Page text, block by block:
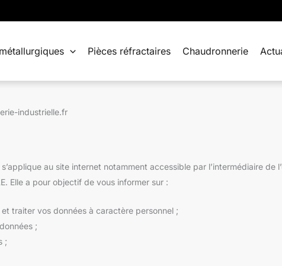
Pièces réfractaires Chaudronnerie
industrielle.fr
au site internet notamment accessible par l’intermédiaire
Elle a pour objectif de vous informer sur :
traiter vos données à caractère personnel ;
;
;